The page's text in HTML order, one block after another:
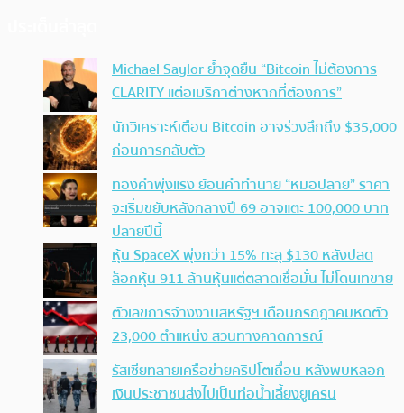
Michael Saylor ย้ำจุดยืน “Bitcoin ไม่ต้องการ
CLARITY แต่อเมริกาต่างหากที่ต้องการ”
นักวิเคราะห์เตือน Bitcoin อาจร่วงลึกถึง $35,000
ก่อนการกลับตัว
ทองคำพุ่งแรง ย้อนคำทำนาย “หมอปลาย” ราคา
จะเริ่มขยับหลังกลางปี 69 อาจแตะ 100,000 บาท
ปลายปีนี้
หุ้น SpaceX พุ่งกว่า 15% ทะลุ $130 หลังปลด
ล็อกหุ้น 911 ล้านหุ้นแต่ตลาดเชื่อมั่น ไม่โดนเทขาย
ตัวเลขการจ้างงานสหรัฐฯ เดือนกรกฎาคมหดตัว
23,000 ตำแหน่ง สวนทางคาดการณ์
รัสเซียทลายเครือข่ายคริปโตเถื่อน หลังพบหลอก
เงินประชาชนส่งไปเป็นท่อน้ำเลี้ยงยูเครน